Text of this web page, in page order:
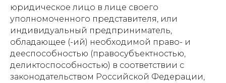
юридическое лицо в лице своего
уполномоченного представителя, или
индивидуальный предприниматель,
обладающее (-ий) необходимой право- и
дееспособностью (правосубъектностью,
деликтоспособностью) в соответствии с
законодательством Российской Федерации,